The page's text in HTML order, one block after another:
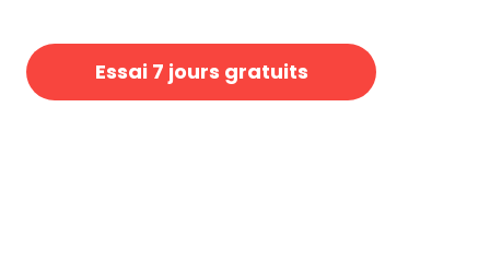
​​Essai 7 jours gratuits